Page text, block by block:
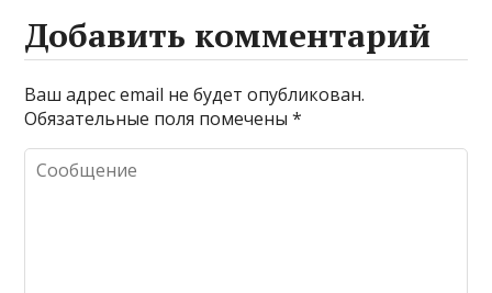
Добавить комментарий
Ваш адрес email не будет опубликован.
Обязательные поля помечены*